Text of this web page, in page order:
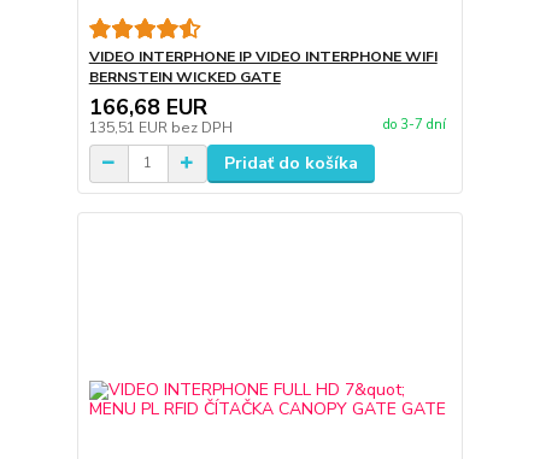
VIDEO INTERPHONE IP VIDEO INTERPHONE WIFI
BERNSTEIN WICKED GATE
166,68 EUR
135,51 EUR bez DPH do 3-7 dní
Pridať do košíka